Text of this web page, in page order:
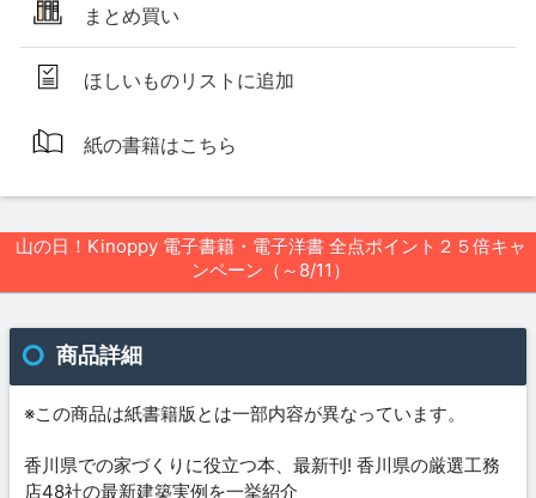
まとめ買い
ほしいものリストに追加
紙の書籍はこちら
山の日！Kinoppy 電子書籍・電子洋書 全点ポイント２５倍キャ
ンペーン（～8/11）
商品詳細
※この商品は紙書籍版とは一部内容が異なっています。
香川県での家づくりに役立つ本、最新刊! 香川県の厳選工務
店48社の最新建築実例を一挙紹介